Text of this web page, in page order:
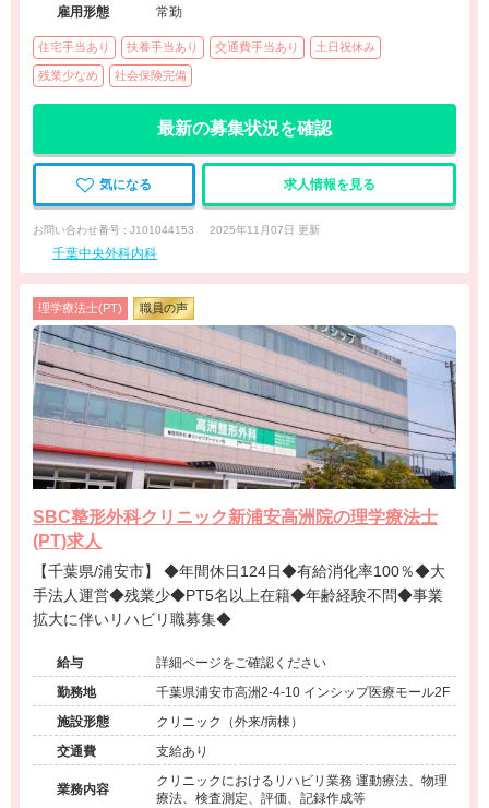
雇用形態 常勤
住宅手当あり 扶養手当あり 交通費手当あり 土日祝休み
残業少なめ 社会保険完備
最新の募集状況を確認
気になる 求人情報を見る
お問い合わせ番号 : J101044153 2025年11月07日 更新
千葉中央外科内科
理学療法士(PT) 職員の声
SBC整形外科クリニック新浦安高洲院の理学療法士
(PT)求人
【千葉県/浦安市】 ◆年間休日124日◆有給消化率100％◆大
手法人運営◆残業少◆PT5名以上在籍◆年齢経験不問◆事業
拡大に伴いリハビリ職募集◆
給与
詳細ページをご確認ください
勤務地
千葉県浦安市高洲2-4-10 インシップ医療モール2F
施設形態
クリニック（外来/病棟）
交通費
支給あり
業務内容
クリニックにおけるリハビリ業務 運動療法、物理
療法、検査測定、評価、記録作成等